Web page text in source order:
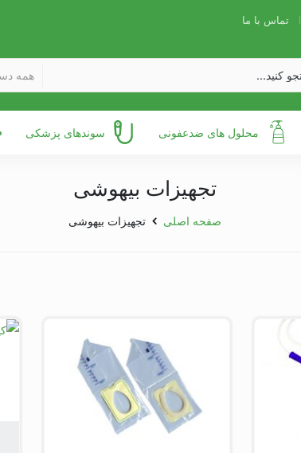
تماس با ما
همه
محلول های ضدعفونی سوندهای پزشکی
تجهیزات بیهوشی
صفحه اصلی تجهیزات بیهوشی